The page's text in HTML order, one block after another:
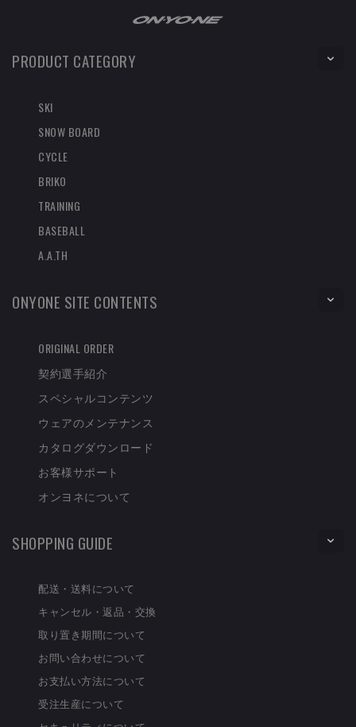
PRODUCT CATEGORY
SKI
SNOW BOARD
CYCLE
BRIKO
TRAINING
BASEBALL
A.A.TH
ONYONE SITE CONTENTS
ORIGINAL ORDER
契約選手紹介
スペシャルコンテンツ
ウェアのメンテナンス
カタログダウンロード
お客様サポート
オンヨネについて
SHOPPING GUIDE
配送・送料について
キャンセル・返品・交換
取り置き期間について
お問い合わせについて
お支払い方法について
受注生産について